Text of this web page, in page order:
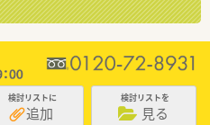
検討リストに
追加
検討リストを
見る